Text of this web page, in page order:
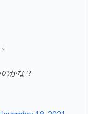
かな？